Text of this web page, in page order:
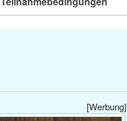
[Werbung]